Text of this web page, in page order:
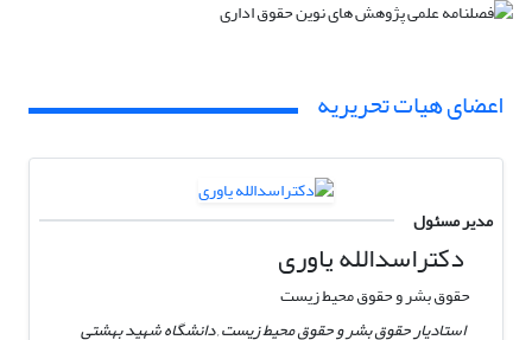
اعضای هیات تحریریه
مدیر مسئول
دکتراسدالله یاوری
حقوق بشر و حقوق محیط زیست
استادیار حقوق بشر و حقوق محیط زیست , دانشگاه شهید بهشتی